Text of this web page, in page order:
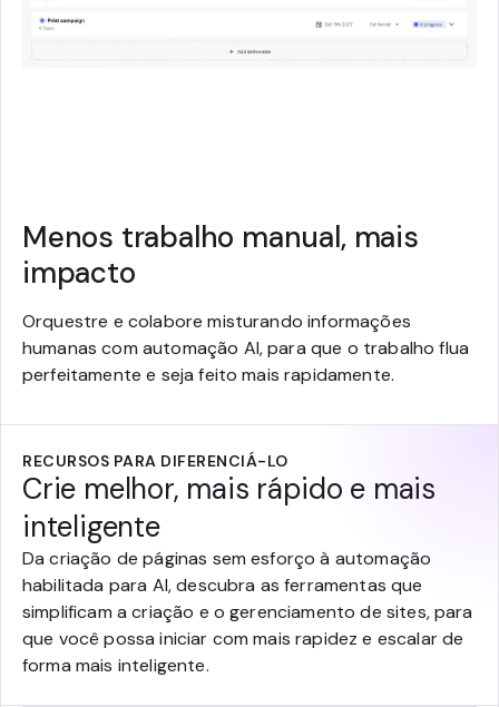
Menos trabalho manual, mais
impacto
Orquestre e colabore misturando informações
humanas com automação AI, para que o trabalho flua
perfeitamente e seja feito mais rapidamente.
RECURSOS PARA DIFERENCIÁ-LO
Crie melhor, mais rápido e mais
inteligente
Da criação de páginas sem esforço à automação
habilitada para AI, descubra as ferramentas que
simplificam a criação e o gerenciamento de sites, para
que você possa iniciar com mais rapidez e escalar de
forma mais inteligente.